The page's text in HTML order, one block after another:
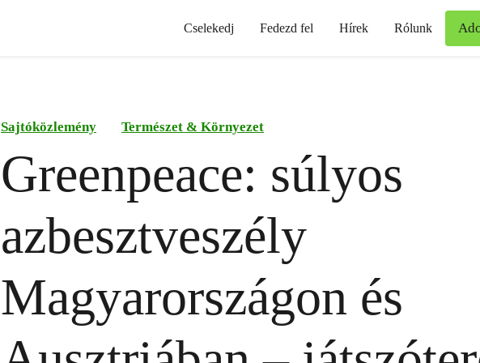
Cselekedj Fedezd fel Hírek Rólunk
Sajtóközlemény Természet & Környezet
Greenpeace: súlyos
azbesztveszély
Magyarországon és